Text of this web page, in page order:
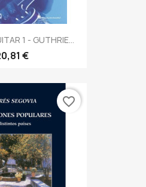
1 - GUTHRIE...
€
favorite_border